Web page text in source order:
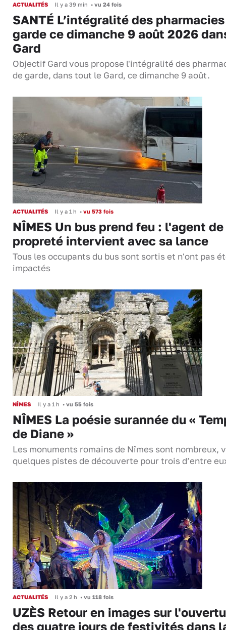
ACTUALITÉS Il y a 39 min • vu 24 fois
SANTÉ L’intégralité des
garde ce dimanche 9 août 2026
Gard
Objectif Gard vous propose l'intégralité des
de garde, dans tout le Gard, ce dimanche 9 août.
ACTUALITÉS Il y a 1 h • vu 573 fois
NÎMES Un bus prend feu : l'agent de
propreté intervient avec sa lance
Tous les occupants du bus sont sortis et n'ont pas
impactés
NÎMES Il y a 1 h • vu 55 fois
NÎMES La poésie surannée du «
de Diane »
Les monuments romains de Nîmes sont nombreux,
quelques pistes de découverte pour trois d’entre
ACTUALITÉS Il y a 2 h • vu 118 fois
UZÈS Retour en images sur
des quatre jours de festivités dans